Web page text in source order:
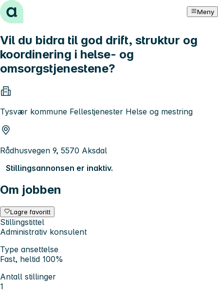
Hopp til innhold Meny
Vil du bidra til god drift, struktur og
koordinering i helse- og
omsorgstjenestene?
Tysvær kommune Fellestjenester Helse og mestring
Rådhusvegen 9, 5570 Aksdal
Stillingsannonsen er inaktiv.
Om jobben
Lagre favoritt
Stillingstittel
Administrativ konsulent
Type ansettelse
Fast, heltid 100%
Antall stillinger
1